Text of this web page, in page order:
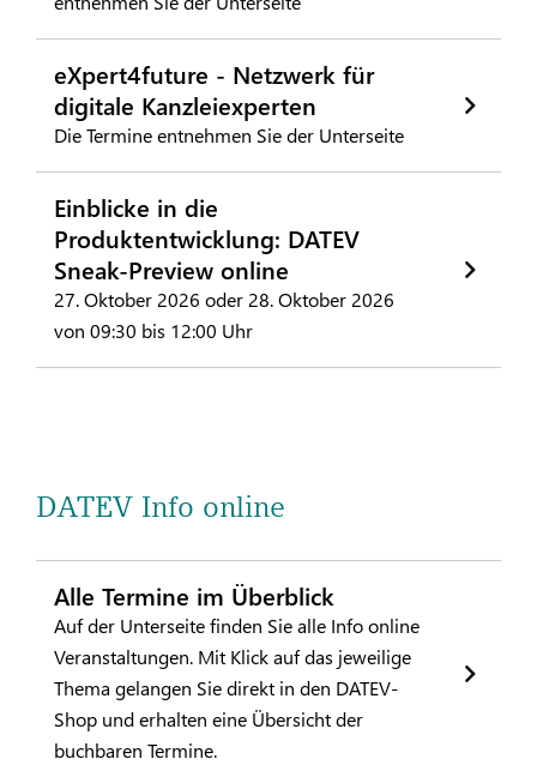
eXpert4future - Netzwerk für
digitale Kanzleiexperten
Die Termine entnehmen Sie der Unterseite
Einblicke in die
Produktentwicklung: DATEV
Sneak-Preview online
27. Oktober 2026 oder 28. Oktober 2026
von 09:30 bis 12:00 Uhr
DATEV Info online
Alle Termine im Überblick
Auf der Unterseite finden Sie alle Info online
Veranstaltungen. Mit Klick auf das jeweilige
Thema gelangen Sie direkt in den DATEV-
Shop und erhalten eine Übersicht der
buchbaren Termine.